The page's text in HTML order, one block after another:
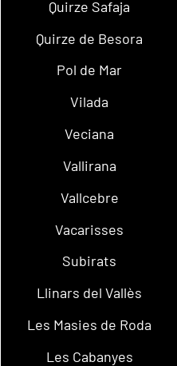
Quirze Safaja
Quirze de Besora
Pol de Mar
Vilada
Veciana
Vallirana
Vallcebre
Vacarisses
Subirats
Llinars del Vallès
Les Masies de Roda
Les Cabanyes